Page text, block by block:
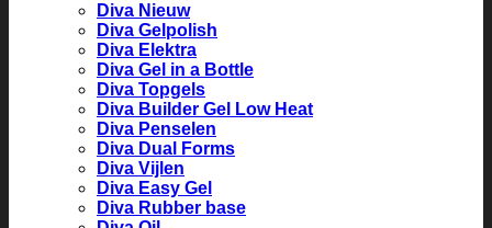
Diva Nieuw
Diva Gelpolish
Diva Elektra
Diva Gel in a Bottle
Diva Topgels
Diva Builder Gel Low Heat
Diva Penselen
Diva Dual Forms
Diva Vijlen
Diva Easy Gel
Diva Rubber base